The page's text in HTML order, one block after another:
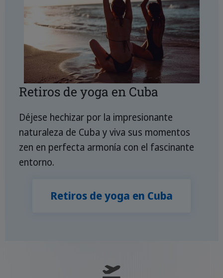
Retiros de yoga en Cuba
Déjese hechizar por la impresionante
naturaleza de Cuba y viva sus momentos
zen en perfecta armonía con el fascinante
entorno.
Retiros de yoga en Cuba